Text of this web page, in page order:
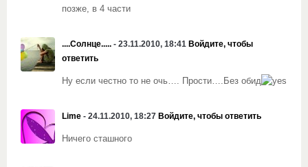
позже, в 4 части
....Солнце..... - 23.11.2010, 18:41 Войдите, чтобы
ответить
Ну если честно то не очь…. Прости….Без обид
Lime - 24.11.2010, 18:27 Войдите, чтобы ответить
Ничего сташного